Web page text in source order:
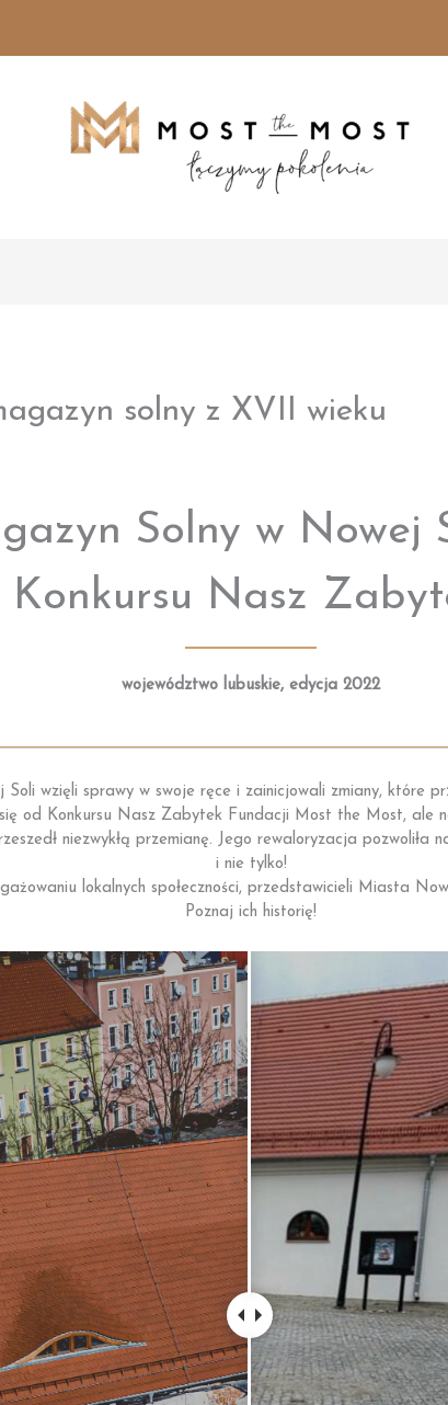
solny z XVII wieku
Solny w Nowej
Konkursu Nasz
województwo lubuskie, edycja 2022
Soli wzięli sprawy w swoje ręce i zainicjowali zmiany, które
od Konkursu Nasz Zabytek Fundacji Most the Most, ale
niezwykłą przemianę. Jego rewaloryzacja pozwoliła
i nie tylko!
lokalnych społeczności, przedstawicieli Miasta
Poznaj ich historię!